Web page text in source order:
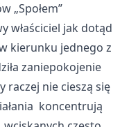
„Społem”
właściciel jak dotąd
kierunku jednego z
zaniepokojenie
raczej nie cieszą się
koncentrują